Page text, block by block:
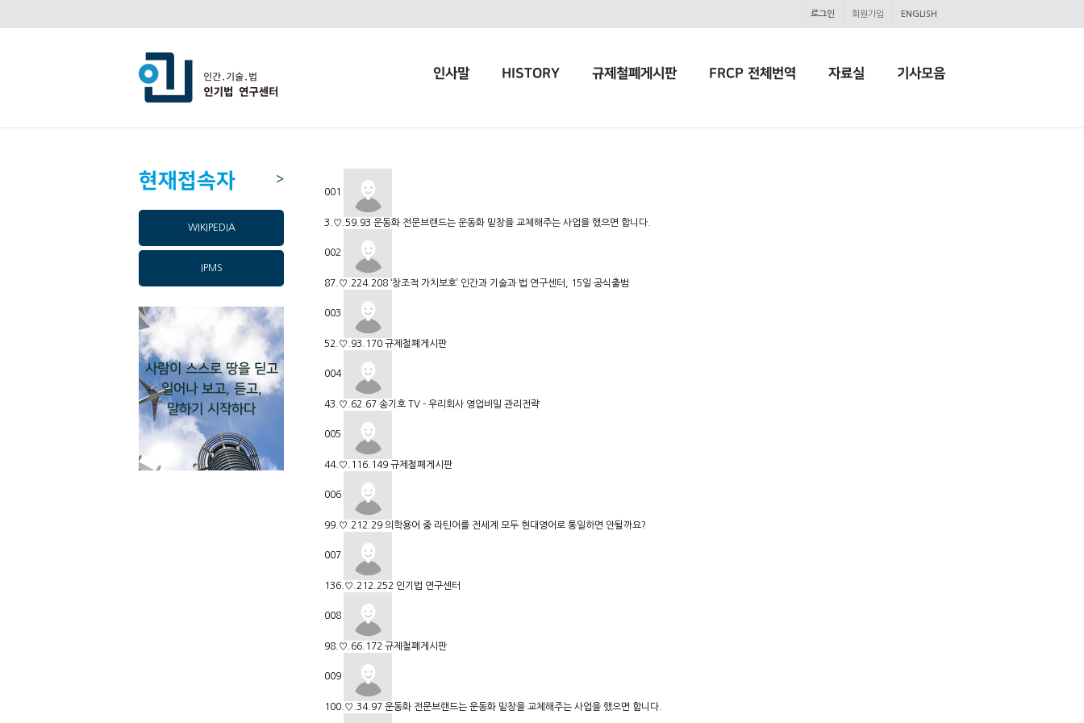
ENGLISH
회원가입
로그인
인사말 HISTORY 규제철폐게시판 FRCP 전체번역 자료실 기사모음
001
3.♡.59.93 운동화 전문브랜드는 운동화 밑창을 교체해주는 사업을 했으면 합니다.
002
87.♡.224.208 ‘창조적 가치보호’ 인간과 기술과 법 연구센터, 15일 공식출범
003
52.♡.93.170 규제철폐게시판
004
43.♡.62.67 송기호 TV - 우리회사 영업비밀 관리전략
005
44.♡.116.149 규제철폐게시판
006
99.♡.212.29 의학용어 중 라틴어를 전세계 모두 현대영어로 통일하면 안될까요?
007
136.♡.212.252 인기법 연구센터
008
98.♡.66.172 규제철폐게시판
009
100.♡.34.97 운동화 전문브랜드는 운동화 밑창을 교체해주는 사업을 했으면 합니다.
현재접속자 >
WIKIPEDIA
IPMS
사람이 스스로 땅을 딛고
일어나 보고, 듣고,
말하기 시작하다